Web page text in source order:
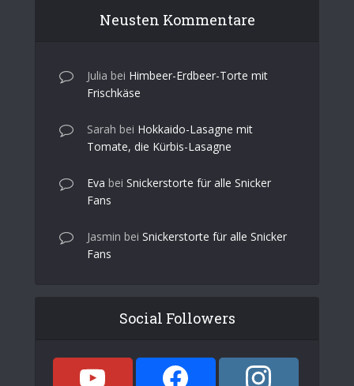
Neusten Kommentare
Julia bei Himbeer-Erdbeer-Torte mit
Frischkäse
Sarah bei Hokkaido-Lasagne mit
Tomate, die Kürbis-Lasagne
Eva bei Snickerstorte für alle Snicker
Fans
Jasmin bei Snickerstorte für alle Snicker
Fans
Social Followers